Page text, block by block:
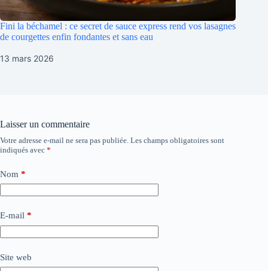
Fini la béchamel : ce secret de sauce express rend vos lasagnes
de courgettes enfin fondantes et sans eau
13 mars 2026
Laisser un commentaire
Votre adresse e-mail ne sera pas publiée. Les champs obligatoires sont
indiqués avec *
Nom *
E-mail *
Site web